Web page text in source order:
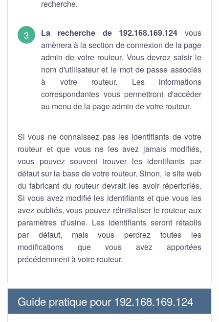
recherche.
La recherche de 192.168.169.124 vous
amènera à la section de connexion de la page
admin de votre routeur. Vous devrez saisir le
nom d'utilisateur et le mot de passe associés
à votre routeur. Les informations
correspondantes vous permettront d'accéder
au menu de la page admin de votre routeur.
Si vous ne connaissez pas les identifiants de votre
routeur et que vous ne les avez jamais modifiés,
vous pouvez souvent trouver les identifiants par
défaut sur la base de votre routeur. Sinon, le site web
du fabricant du routeur devrait les avoir répertoriés.
Si vous avez modifié les identifiants et que vous les
avez oubliés, vous pouvez réinitialiser le routeur aux
paramètres d'usine. Les identifiants seront rétablis
par défaut, mais vous perdrez toutes les
modifications que vous avez apportées
précédemment à votre routeur.
Guide pratique pour 192.168.169.124